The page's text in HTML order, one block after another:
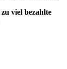
zu viel bezahlte